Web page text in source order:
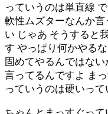
っていうのは単直線
軟性ムズターなんか
い じゃあ そうすると
す やっぱり何かやる
固めてやるんではな
言ってるんですよ ま
っていうのは硬いっ